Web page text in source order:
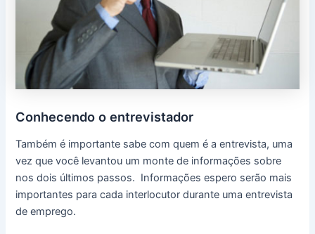
Conhecendo o entrevistador
Também é importante sabe com quem é a entrevista, uma
vez que você levantou um monte de informações sobre
nos dois últimos passos. Informações espero serão mais
importantes para cada interlocutor durante uma entrevista
de emprego.